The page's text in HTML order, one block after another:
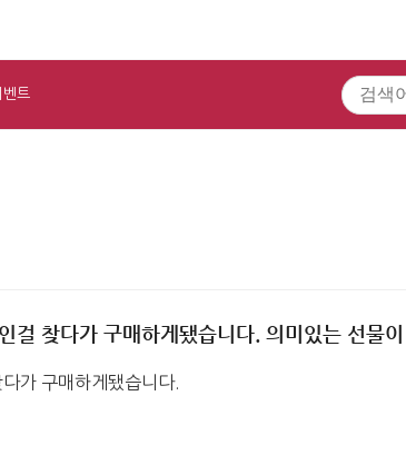
벤트
걸 찾다가 구매하게됐습니다. 의미있는 선물이
가 구매하게됐습니다.